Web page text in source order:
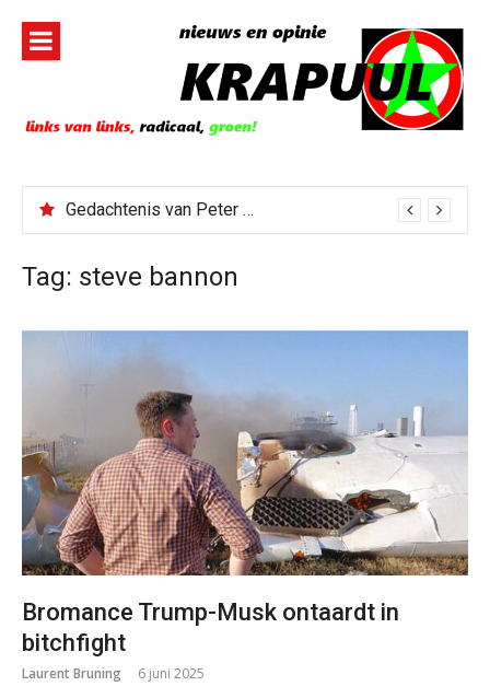
inhoud
Gedachtenis van Peter Faber
Tag: steve bannon
Bromance Trump-Musk ontaardt in
bitchfight
Laurent Bruning 6 juni 2025